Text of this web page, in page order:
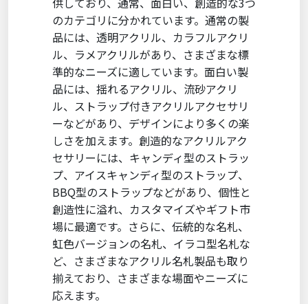
のカテゴリに分かれています。通常の製
品には、透明アクリル、カラフルアクリ
ル、ラメアクリルがあり、さまざまな標
準的なニーズに適しています。面白い製
品には、揺れるアクリル、流砂アクリ
ル、ストラップ付きアクリルアクセサリ
ーなどがあり、デザインにより多くの楽
しさを加えます。創造的なアクリルアク
セサリーには、キャンディ型のストラッ
プ、アイスキャンディ型のストラップ、
BBQ型のストラップなどがあり、個性と
創造性に溢れ、カスタマイズやギフト市
場に最適です。さらに、伝統的な名札、
虹色バージョンの名札、イラコ型名札な
ど、さまざまなアクリル名札製品も取り
揃えており、さまざまな場面やニーズに
応えます。